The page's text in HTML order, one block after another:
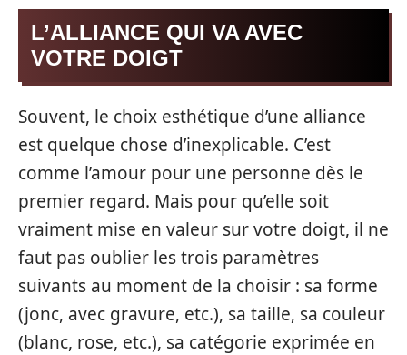
L’ALLIANCE QUI VA AVEC
VOTRE DOIGT
Souvent, le choix esthétique d’une alliance
est quelque chose d’inexplicable. C’est
comme l’amour pour une personne dès le
premier regard. Mais pour qu’elle soit
vraiment mise en valeur sur votre doigt, il ne
faut pas oublier les trois paramètres
suivants au moment de la choisir : sa forme
(jonc, avec gravure, etc.), sa taille, sa couleur
(blanc, rose, etc.), sa catégorie exprimée en